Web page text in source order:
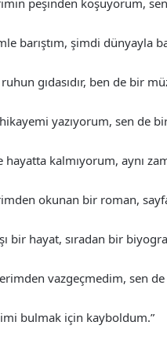
barıştım, şimdi dünyayla
gıdasıdır, ben de bir
yazıyorum, sen de
hayatta kalmıyorum, aynı
okunan bir roman,
bir hayat, sıradan bir
vazgeçmedim, sen de
bulmak için kayboldum.”